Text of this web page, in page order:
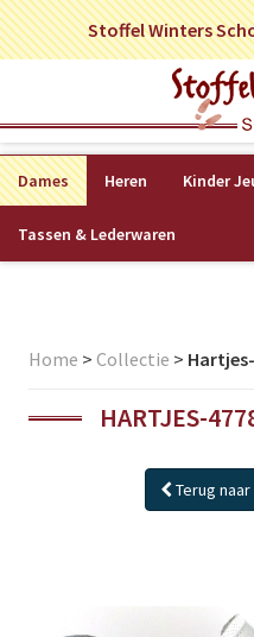
Stoffel Winters
Dames Heren Kinder
Tassen & Lederwaren
Home > Collectie >
HARTJES-
Terug